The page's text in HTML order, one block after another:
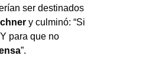
ser destinados
y culminó: “Si
para que no
”.